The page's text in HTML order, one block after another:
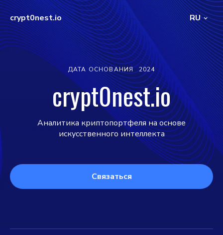
crypt0nest.io RU
ДАТА ОСНОВАНИЯ 2024
crypt0nest.io
Аналитика криптопортфеля на основе
искусственного интеллекта
Связаться